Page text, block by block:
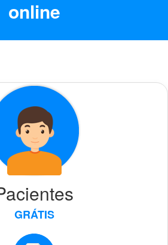
online
GRÁTIS